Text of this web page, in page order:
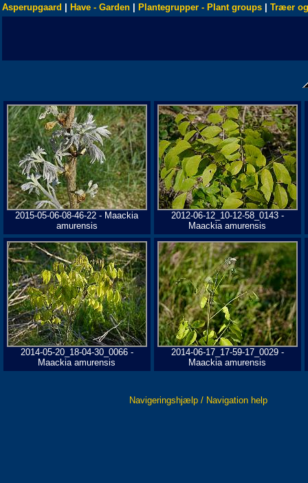
Asperupgaard Have - Garden Plantegrupper - Plant groups Træer
2015-05-06-08-46-22 - Maackia
amurensis
2012-06-12_10-12-58_0143 -
Maackia amurensis
2014-05-20_18-04-30_0066 -
Maackia amurensis
2014-06-17_17-59-17_0029 -
Maackia amurensis
Navigeringshjælp / Navigation help